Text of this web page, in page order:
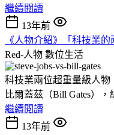
繼續閱讀
13年前
《人物介紹》「科技業
Red-人物 數位生活
科技業兩位超重量級人物
比爾蓋茲（Bill Gates）
繼續閱讀
13年前